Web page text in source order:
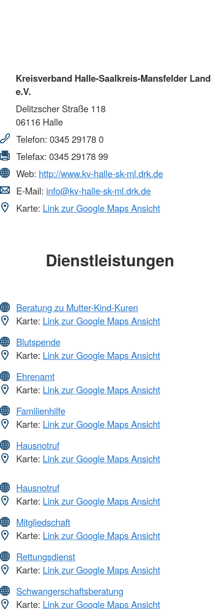
Kreisverband Halle-Saalkreis-Mansfelder Land
e.V.
Delitzscher Straße 118
06116 Halle
Telefon: 0345 29178 0
Telefax: 0345 29178 99
Web: http://www.kv-halle-sk-ml.drk.de
E-Mail: info@kv-halle-sk-ml.drk.de
Karte: Link zur Google Maps Ansicht
Dienstleistungen
Beratung zu Mutter-Kind-Kuren
Karte: Link zur Google Maps Ansicht
Blutspende
Karte: Link zur Google Maps Ansicht
Ehrenamt
Karte: Link zur Google Maps Ansicht
Familienhilfe
Karte: Link zur Google Maps Ansicht
Hausnotruf
Karte: Link zur Google Maps Ansicht
Hausnotruf
Karte: Link zur Google Maps Ansicht
Mitgliedschaft
Karte: Link zur Google Maps Ansicht
Rettungsdienst
Karte: Link zur Google Maps Ansicht
Schwangerschaftsberatung
Karte: Link zur Google Maps Ansicht